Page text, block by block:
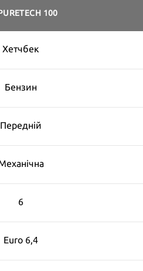
100
Хетчбек
Бензин
Передній
6
Euro 6,4